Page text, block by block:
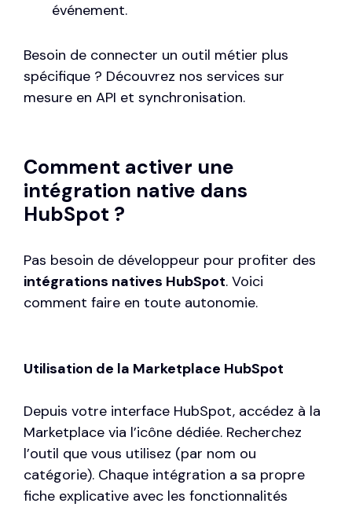
événement.
Besoin de connecter un outil métier plus
spécifique ? Découvrez nos services sur
mesure en API et synchronisation.
Comment activer une
intégration native dans
HubSpot ?
Pas besoin de développeur pour profiter des
intégrations natives HubSpot. Voici
comment faire en toute autonomie.
Utilisation de la Marketplace HubSpot
Depuis votre interface HubSpot, accédez à la
Marketplace via l’icône dédiée. Recherchez
l’outil que vous utilisez (par nom ou
catégorie). Chaque intégration a sa propre
fiche explicative avec les fonctionnalités